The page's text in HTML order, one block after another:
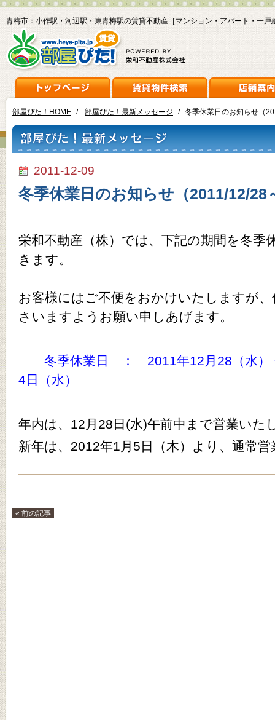
青梅市：小作駅・河辺駅・東青梅駅の賃貸不動産［マンション・アパート・一戸
部屋ぴた！HOME / 部屋ぴた！最新メッセージ / 冬季休業日のお知らせ（
2011-12-09
冬季休業日のお知らせ（2011/12/28
栄和不動産（株）では、下記の期間を冬季
きます。
お客様にはご不便をおかけいたしますが
さいますようお願い申しあげます。
冬季休業日 ： 2011年12月28（水
4日（水）
年内は、12月28日(水)午前中まで営業いた
新年は、2012年1月5日（木）より、通常
« 前の記事